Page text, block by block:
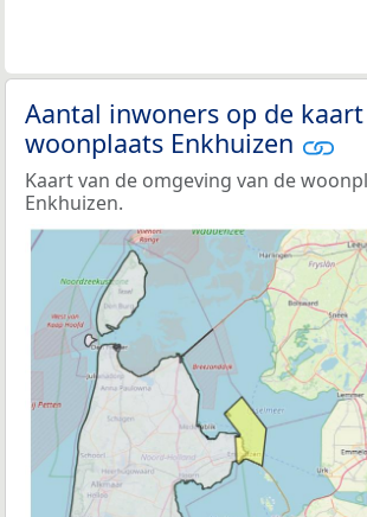
Aantal inwoners op de
woonplaats Enkhuizen
Kaart van de omgeving van de
Enkhuizen.